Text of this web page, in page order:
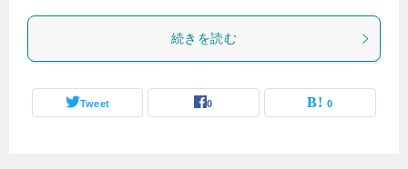
続きを読む
Tweet 0 0